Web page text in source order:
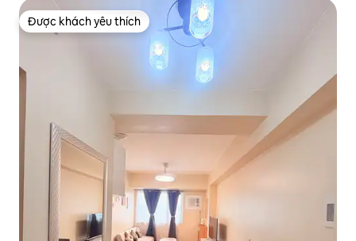
Được khách yêu thích
Được khách yêu thích